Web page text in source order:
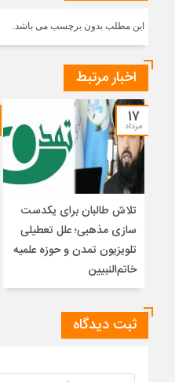
این مطلب بدون برچسب می باشد.
اخبار مرتبط
۱۷
مرداد
تلاش طالبان برای یکدست
سازی مذهبی؛ علل تعطیلی
تلویزیون تمدن و حوزه علمیه
خاتم‌النبیین
ثبت دیدگاه